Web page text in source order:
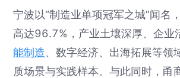
宁波以“制造业单项冠军之城”闻名
高达96.7%，产业土壤深厚、企业
能制造、数字经济、出海拓展等领
质场景与实践样本。与此同时，甬